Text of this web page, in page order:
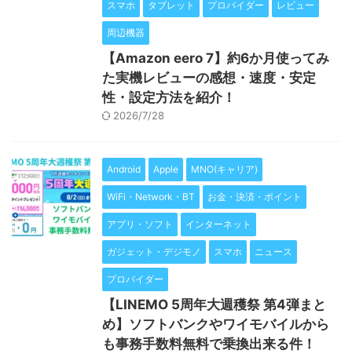
スマホ タブレット プロバイダー レビュー
周辺機器
【Amazon eero 7】約6か月使ってみ
た実機レビューの感想・速度・安定
性・設定方法を紹介！
2026/7/28
Android Apple MNO(キャリア)
WiFi・Network・BT お金・決済・ポイント
アプリ・ソフト インターネット
ガジェット・デジモノ スマホ ニュース
プロバイダー
【LINEMO 5周年大週穫祭 第4弾まと
め】ソフトバンクやワイモバイルから
も事務手数料無料で乗換出来る件！